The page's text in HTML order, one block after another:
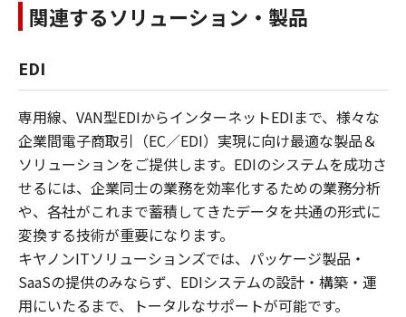
関連するソリューション・製品
EDI
専用線、VAN型EDIからインターネットEDIまで、様々な
企業間電子商取引（EC／EDI）実現に向け最適な製品＆
ソリューションをご提供します。EDIのシステムを成功さ
せるには、企業同士の業務を効率化するための業務分析
や、各社がこれまで蓄積してきたデータを共通の形式に
変換する技術が重要になります。
キヤノンITソリューションズでは、パッケージ製品・
SaaSの提供のみならず、EDIシステムの設計・構築・運
用にいたるまで、トータルなサポートが可能です。